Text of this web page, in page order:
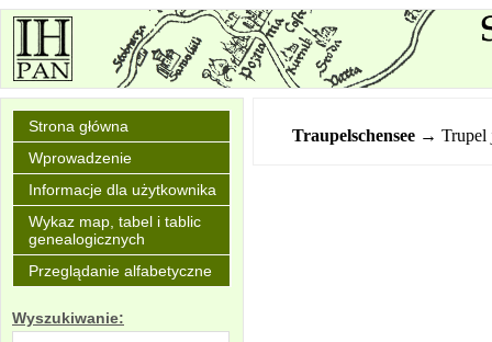
Strona główna
Wprowadzenie
Informacje dla użytkownika
Wykaz map, tabel i tablic
genealogicznych
Przeglądanie alfabetyczne
Wyszukiwanie:
Traupelschensee → Trupel